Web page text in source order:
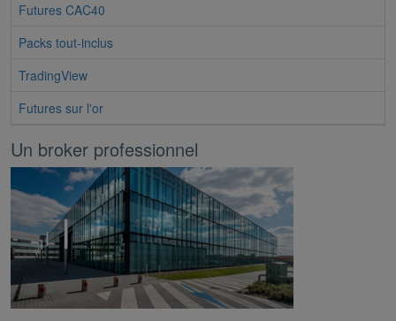
Futures CAC40
Packs tout-inclus
TradingView
Futures sur l'or
Un broker professionnel